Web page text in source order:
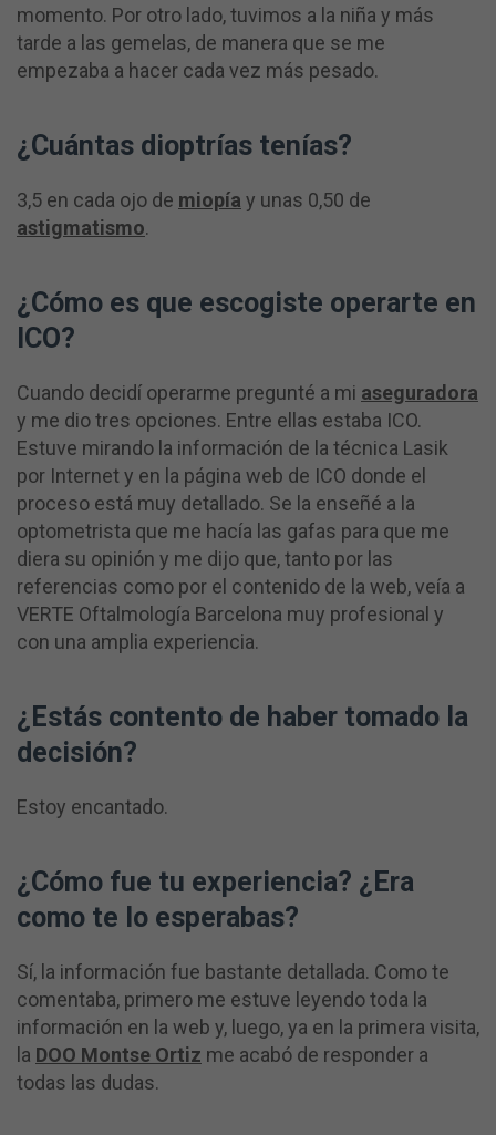
momento. Por otro lado, tuvimos a la niña y más
tarde a las gemelas, de manera que se me
empezaba a hacer cada vez más pesado.
¿Cuántas dioptrías tenías?
3,5 en cada ojo de miopía y unas 0,50 de
astigmatismo.
¿Cómo es que escogiste operarte en
ICO?
Cuando decidí operarme pregunté a mi aseguradora
y me dio tres opciones. Entre ellas estaba ICO.
Estuve mirando la información de la técnica Lasik
por Internet y en la página web de ICO donde el
proceso está muy detallado. Se la enseñé a la
optometrista que me hacía las gafas para que me
diera su opinión y me dijo que, tanto por las
referencias como por el contenido de la web, veía a
VERTE Oftalmología Barcelona muy profesional y
con una amplia experiencia.
¿Estás contento de haber tomado la
decisión?
Estoy encantado.
¿Cómo fue tu experiencia? ¿Era
como te lo esperabas?
Sí, la información fue bastante detallada. Como te
comentaba, primero me estuve leyendo toda la
información en la web y, luego, ya en la primera visita,
la DOO Montse Ortiz me acabó de responder a
todas las dudas.